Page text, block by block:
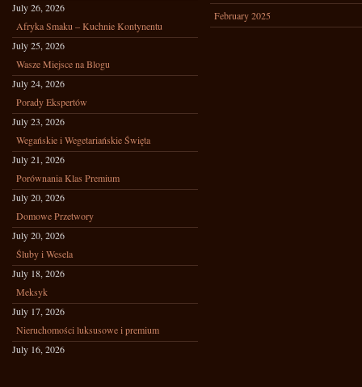
July 26, 2026
Afryka Smaku – Kuchnie Kontynentu
July 25, 2026
Wasze Miejsce na Blogu
July 24, 2026
Porady Ekspertów
July 23, 2026
Wegańskie i Wegetariańskie Święta
July 21, 2026
Porównania Klas Premium
July 20, 2026
Domowe Przetwory
July 20, 2026
Śluby i Wesela
July 18, 2026
Meksyk
July 17, 2026
Nieruchomości luksusowe i premium
July 16, 2026
February 2025